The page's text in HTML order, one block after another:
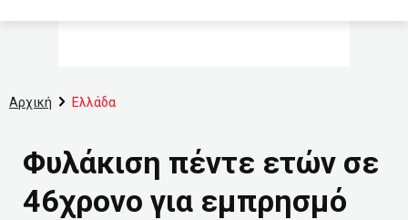
Αρχική Ελλάδα
Φυλάκιση πέντε ετών σε
46χρονο για εμπρησμό